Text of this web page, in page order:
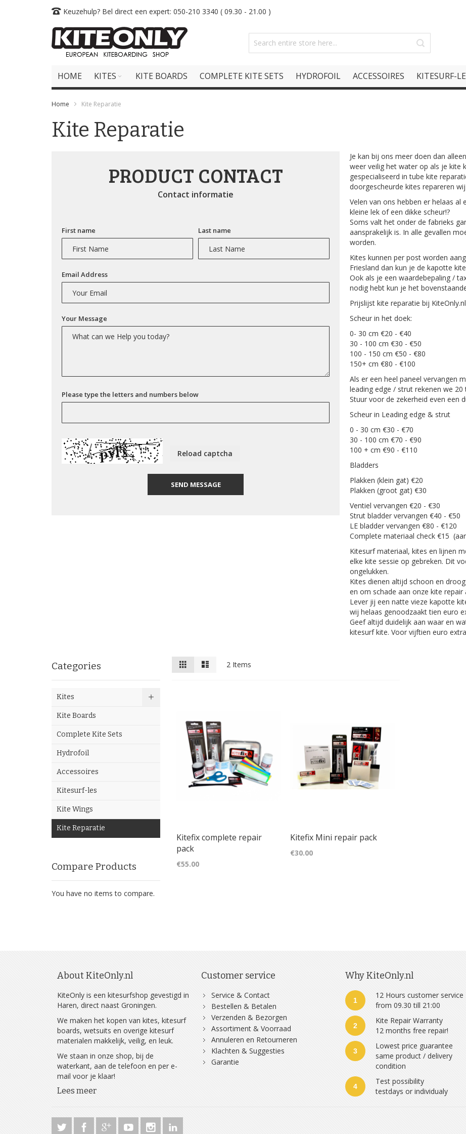
Skip
to
Content
Keuzehulp? Bel direct een expert: 050-210 3340 ( 09.30 - 21.00 )
HOME KITES KITE BOARDS COMPLETE KITE SETS HYDROFOIL ACCESSOIRES KITESURF-
Home Kite Reparatie
Kite Reparatie
Je kan bij ons meer doen dan
weer veilig het water op als je kite
gespecialiseerd in tube kite
doorgescheurde kites repareren
Velen van ons hebben er helaas al
kleine lek of een dikke scheur!?
Soms valt het onder de fabrieks
aansprakelijk is. In alle gevallen
worden.
Kites kunnen per post worden
Friesland dan kun je de kapotte
Ook als je een waardebepaling /
nodig hebt kun je het
Prijslijst kite reparatie bij KiteOnly.nl
Scheur in het doek:
0- 30 cm €20 - €40
30 - 100 cm €30 - €50
100 - 150 cm €50 - €80
150+ cm €80 - €100
Als er een heel paneel vervangen
leading edge / strut rekenen we
Stuur voor de zekerheid even een
Scheur in Leading edge & strut
0 - 30 cm €30 - €70
30 - 100 cm €70 - €90
100 + cm €90 - €110
Bladders
Plakken (klein gat) €20
Plakken (groot gat) €30
Ventiel vervangen €20 - €30
Strut bladder vervangen €40 - €50
LE bladder vervangen €80 - €120
Complete materiaal check €15
Kitesurf materiaal, kites en lijnen
elke kite sessie op gebreken. Dit
ongelukken.
Kites dienen altijd schoon en
en om schade aan onze kite
Lever jij een natte vieze kapotte
wij helaas genoodzaakt tien euro
Geef altijd duidelijk aan waar en
kitesurf kite. Voor vijftien euro
PRODUCT CONTACT
Contact informatie
First name Last name
Email Address
Your Message
Please type the letters and numbers below
Reload captcha
SEND MESSAGE
View
as
2Items
Kitefix complete repair
pack
€55.00
Kitefix Mini repair pack
€30.00
Categories
Kites
Kite Boards
Complete Kite Sets
Hydrofoil
Accessoires
Kitesurf-les
Kite Wings
Kite Reparatie
Compare Products
You have no items to compare.
About KiteOnly.nl
KiteOnly is een kitesurfshop gevestigd in
Haren, direct naast Groningen.
We maken het kopen van kites, kitesurf
boards, wetsuits en overige kitesurf
materialen makkelijk, veilig, en leuk.
We staan in onze shop, bij de
waterkant, aan de telefoon en per e-
mail voor je klaar!
Lees meer
Customer service
Service & Contact
Bestellen & Betalen
Verzenden & Bezorgen
Assortiment & Voorraad
Annuleren en Retourneren
Klachten & Suggesties
Garantie
Why KiteOnly.nl
1
12 Hours customer service
from 09.30 till 21:00
2
Kite Repair Warranty
12 months free repair!
3
Lowest price guarantee
same product / delivery
condition
4
Test possibility
testdays or individualy